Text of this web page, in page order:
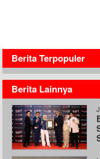
Berita Terpopuler
Berita Lainnya